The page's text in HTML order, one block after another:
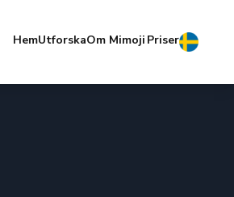
HemUtforskaOm Mimoji Priser